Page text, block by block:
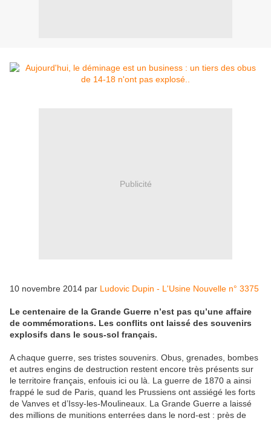
Publicité
10 novembre 2014 par Ludovic Dupin - L'Usine Nouvelle n° 3375
Le centenaire de la Grande Guerre n’est pas qu’une affaire
de commémorations. Les conflits ont laissé des souvenirs
explosifs dans le sous-sol français.
A chaque guerre, ses tristes souvenirs. Obus, grenades, bombes
et autres engins de destruction restent encore très présents sur
le territoire français, enfouis ici ou là. La guerre de 1870 a ainsi
frappé le sud de Paris, quand les Prussiens ont assiégé les forts
de Vanves et d’Issy-les-Moulineaux. La Grande Guerre a laissé
des millions de munitions enterrées dans le nord-est : près de